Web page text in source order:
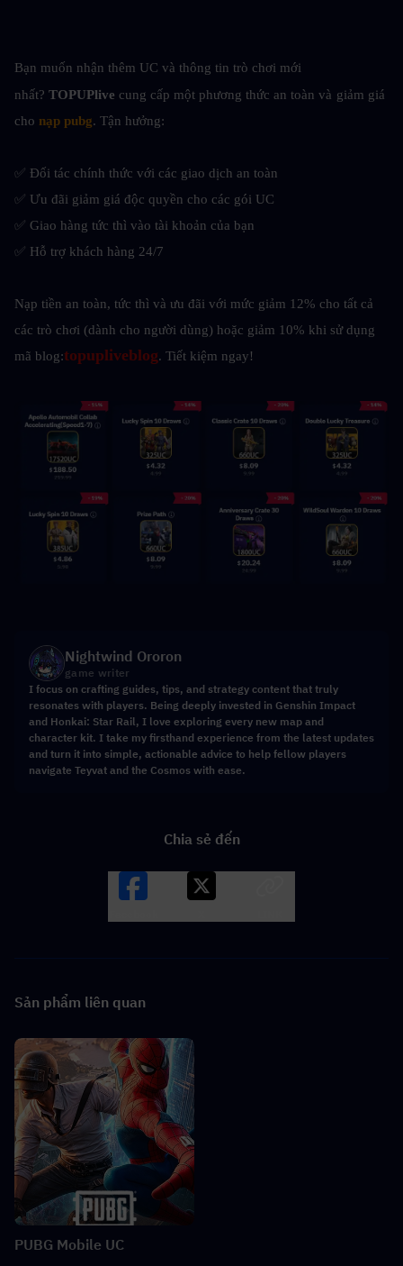
Bạn muốn nhận thêm UC và thông tin trò chơi mới
nhất? TOPUPlive cung cấp một phương thức an toàn và giảm giá
cho nạp pubg. Tận hưởng:
✅ Đối tác chính thức với các giao dịch an toàn
✅ Ưu đãi giảm giá độc quyền cho các gói UC
✅ Giao hàng tức thì vào tài khoản của bạn
✅ Hỗ trợ khách hàng 24/7
Nạp tiền an toàn, tức thì và ưu đãi với mức giảm 12% cho tất cả
các trò chơi (dành cho người dùng) hoặc giảm 10% khi sử dụng
mã blog:topupliveblog. Tiết kiệm ngay!
Nightwind Ororon
game writer
I focus on crafting guides, tips, and strategy content that truly
resonates with players. Being deeply invested in Genshin Impact
and Honkai: Star Rail, I love exploring every new map and
character kit. I take my firsthand experience from the latest updates
and turn it into simple, actionable advice to help fellow players
navigate Teyvat and the Cosmos with ease.
Chia sẻ đến
Sản phẩm liên quan
PUBG Mobile UC